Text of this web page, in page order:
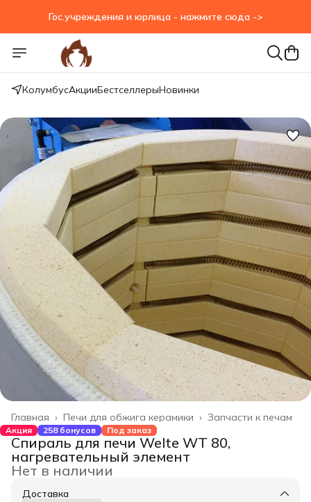
Гос.учреждения и юрлица - нажмите сюда ->
КолумбусАкцииБестселлерыНовинки
Запчасти к печам
Печи для обжига керамики ›
Главная ›
Акция 258 бонусов Под заказ
Спираль для печи Welte WT 80,
нагревательный элемент
Нет в наличии
Доставка